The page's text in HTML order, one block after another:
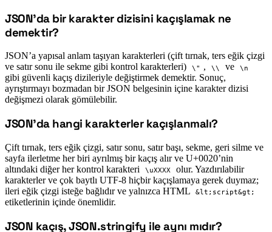
#
JSON’da bir karakter dizisini kaçışlamak ne
demektir?
JSON’a yapısal anlam taşıyan karakterleri (çift tırnak, ters eğik çizgi
ve satır sonu ile sekme gibi kontrol karakterleri)
\" , \\ ve \n
gibi güvenli kaçış dizileriyle değiştirmek demektir. Sonuç,
ayrıştırmayı bozmadan bir JSON belgesinin içine karakter dizisi
değişmezi olarak gömülebilir.
#
JSON’da hangi karakterler kaçışlanmalı?
Çift tırnak, ters eğik çizgi, satır sonu, satır başı, sekme, geri silme ve
sayfa ilerletme her biri ayrılmış bir kaçış alır ve U+0020’nin
altındaki diğer her kontrol karakteri
\uXXXX
olur. Yazdırılabilir
karakterler ve çok baytlı UTF-8 hiçbir kaçışlamaya gerek duymaz;
ileri eğik çizgi isteğe bağlıdır ve yalnızca HTML
&lt;script&gt;
etiketlerinin içinde önemlidir.
#
JSON kaçış, JSON.stringify ile aynı mıdır?